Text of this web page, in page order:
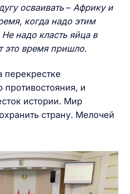
осваивать – Африку и
когда надо этим
надо класть яйца в
это время пришло.
перекрестке
противостояния, и
истории. Мир
страну. Мелочей